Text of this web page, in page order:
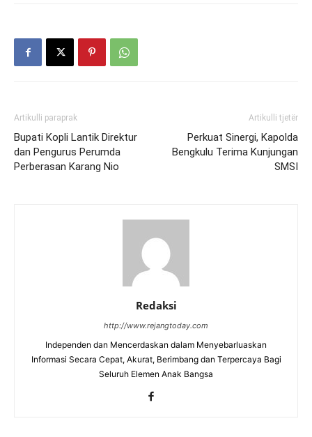
Artikulli paraprak
Bupati Kopli Lantik Direktur
dan Pengurus Perumda
Perberasan Karang Nio
Artikulli tjetër
Perkuat Sinergi, Kapolda
Bengkulu Terima Kunjungan
SMSI
Redaksi
http://www.rejangtoday.com
Independen dan Mencerdaskan dalam Menyebarluaskan
Informasi Secara Cepat, Akurat, Berimbang dan Terpercaya Bagi
Seluruh Elemen Anak Bangsa